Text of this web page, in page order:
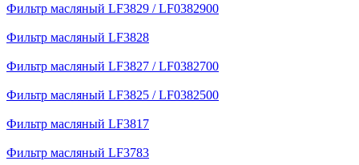
Фильтр масляный LF3829 / LF0382900
Фильтр масляный LF3828
Фильтр масляный LF3827 / LF0382700
Фильтр масляный LF3825 / LF0382500
Фильтр масляный LF3817
Фильтр масляный LF3783